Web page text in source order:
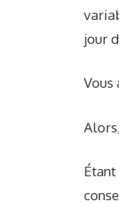
jour
Vous